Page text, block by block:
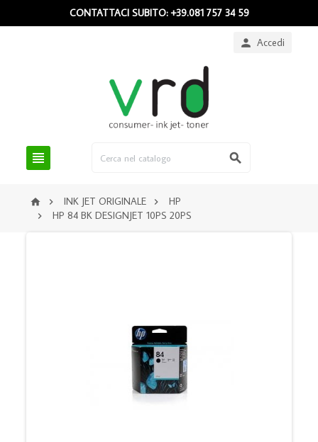
CONTATTACI SUBITO: +39.081 757 34 59
 Accedi
 
  INK JET ORIGINALE  HP
 HP 84 BK DESIGNJET 10PS 20PS